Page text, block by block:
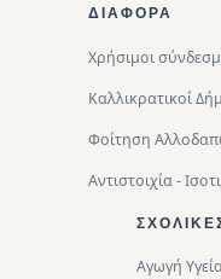
ΔΙΑΦΟΡΑ
Χρήσιμοι
Καλλικρατικοί
Φοίτηση
Αντιστοιχία -
Αγωγή